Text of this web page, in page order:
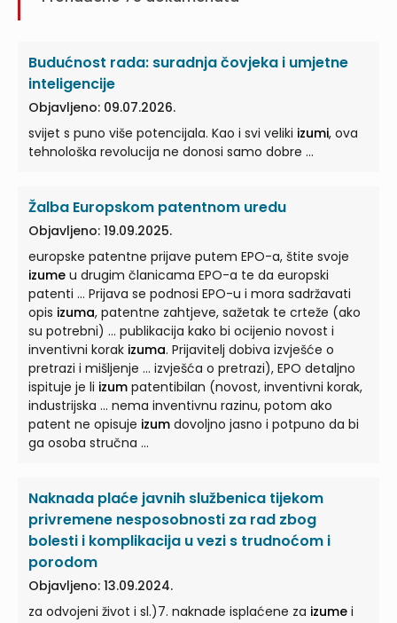
Budućnost rada: suradnja čovjeka i umjetne
inteligencije
Objavljeno: 09.07.2026.
svijet s puno više potencijala. Kao i svi veliki izumi, ova
tehnološka revolucija ne donosi samo dobre ...
Žalba Europskom patentnom uredu
Objavljeno: 19.09.2025.
europske patentne prijave putem EPO-a, štite svoje
izume u drugim članicama EPO-a te da europski
patenti ... Prijava se podnosi EPO-u i mora sadržavati
opis izuma, patentne zahtjeve, sažetak te crteže (ako
su potrebni) ... publikacija kako bi ocijenio novost i
inventivni korak izuma. Prijavitelj dobiva izvješće o
pretrazi i mišljenje ... izvješća o pretrazi), EPO detaljno
ispituje je li izum patentibilan (novost, inventivni korak,
industrijska ... nema inventivnu razinu, potom ako
patent ne opisuje izum dovoljno jasno i potpuno da bi
ga osoba stručna ...
Naknada plaće javnih službenica tijekom
privremene nesposobnosti za rad zbog
bolesti i komplikacija u vezi s trudnoćom i
porodom
Objavljeno: 13.09.2024.
za odvojeni život i sl.)7. naknade isplaćene za izume i